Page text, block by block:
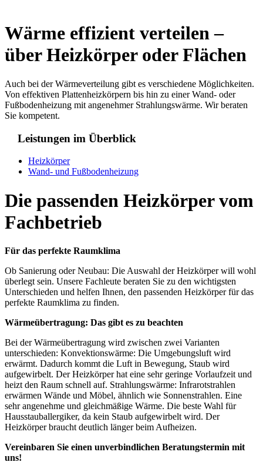
Wärme effizient verteilen –
über Heizkörper oder Flächen
Auch bei der Wärmeverteilung gibt es verschiedene Möglichkeiten.
Von effektiven Plattenheizkörpern bis hin zu einer Wand- oder
Fußbodenheizung mit angenehmer Strahlungswärme. Wir beraten
Sie kompetent.
Leistungen im Überblick
Heizkörper
Wand- und Fußbodenheizung
Die passenden Heizkörper vom
Fachbetrieb
Für das perfekte Raumklima
Ob Sanierung oder Neubau: Die Auswahl der Heizkörper will wohl
überlegt sein. Unsere Fachleute beraten Sie zu den wichtigsten
Unterschieden und helfen Ihnen, den passenden Heizkörper für das
perfekte Raumklima zu finden.
Wärmeübertragung: Das gibt es zu beachten
Bei der Wärmeübertragung wird zwischen zwei Varianten
unterschieden: Konvektionswärme: Die Umgebungsluft wird
erwärmt. Dadurch kommt die Luft in Bewegung, Staub wird
aufgewirbelt. Der Heizkörper hat eine sehr geringe Vorlaufzeit und
heizt den Raum schnell auf. Strahlungswärme: Infrarotstrahlen
erwärmen Wände und Möbel, ähnlich wie Sonnenstrahlen. Eine
sehr angenehme und gleichmäßige Wärme. Die beste Wahl für
Hausstauballergiker, da kein Staub aufgewirbelt wird. Der
Heizkörper braucht deutlich länger beim Aufheizen.
Vereinbaren Sie einen unverbindlichen Beratungstermin mit
uns!